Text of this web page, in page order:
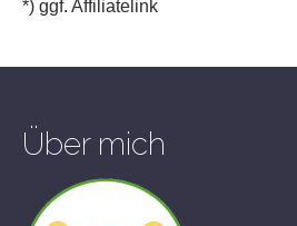
*) ggf. Affiliatelink
Über mich